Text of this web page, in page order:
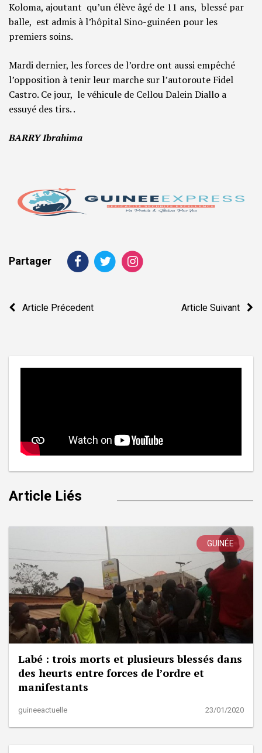
Koloma, ajoutant qu’un élève âgé de 11 ans, blessé par
balle, est admis à l’hôpital Sino-guinéen pour les
premiers soins.
Mardi dernier, les forces de l’ordre ont aussi empêché
l’opposition à tenir leur marche sur l’autoroute Fidel
Castro. Ce jour, le véhicule de Cellou Dalein Diallo a
essuyé des tirs. .
BARRY Ibrahima
Partager
Navigation
Article Précedent Article Suivant
Article Liés
GUINÉE
Labé : trois morts et plusieurs blessés dans
des heurts entre forces de l’ordre et
manifestants
guineeactuelle 23/01/2020